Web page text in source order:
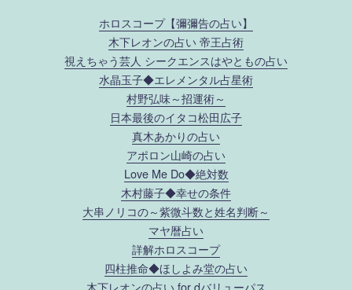
ホロスコープ【彌彌告の占い】
木下レオンの占い 帝王占術
視えちゃう芸人 シークエンスはやともの占い
水晶玉子◆エレメンタル占星術
村野弘味～招運術～
日本最後のイタコ松田広子
真木あかりの占い
アポロン山崎の占い
Love Me Do◆絶対数
木村藤子◆幸せの条件
大串ノリコの～紫微斗数と姓名判断～
マヤ暦占い
詳解ホロスコープ
四柱推命◆ほしよみ堂の占い
木下レオンの占い for dバリューパス